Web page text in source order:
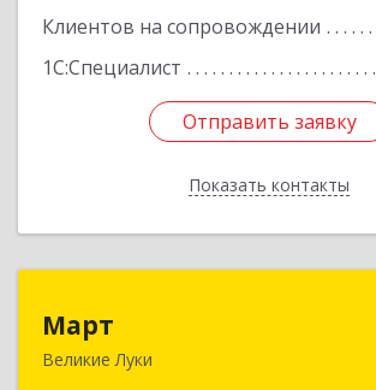
Клиентов на сопровождении
1С:Специалист
Отправить заявку
Показать контакты
Отправить заявку
Назад
Март
Великие Луки182113, Псковская обл,